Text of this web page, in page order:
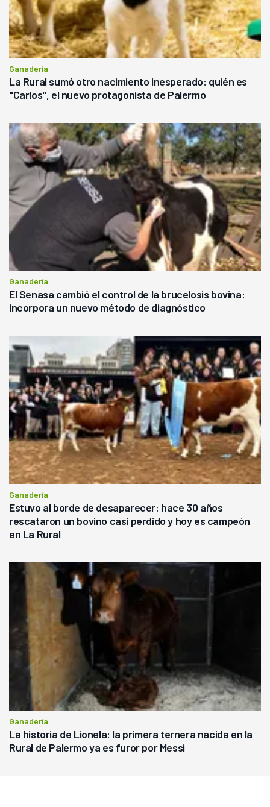
Ganadería
La Rural sumó otro nacimiento inesperado: quién es
"Carlos", el nuevo protagonista de Palermo
Ganadería
El Senasa cambió el control de la brucelosis bovina:
incorpora un nuevo método de diagnóstico
Ganadería
Estuvo al borde de desaparecer: hace 30 años
rescataron un bovino casi perdido y hoy es campeón
en La Rural
Ganadería
La historia de Lionela: la primera ternera nacida en la
Rural de Palermo ya es furor por Messi